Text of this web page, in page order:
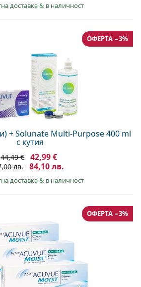
доставка& в наличност
+ Solunate Multi-Purpose 400 ml
с кутия
ОФЕРТА −3%
44,49 € 42,99 €
лв. 84,10 лв.
доставка& в наличност
ОФЕРТА −3%